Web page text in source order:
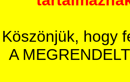
Köszönjük, hogy
A